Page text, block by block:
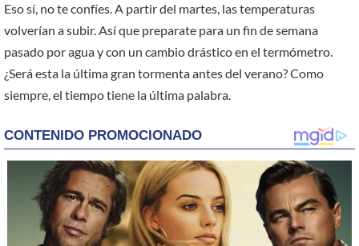
Eso sí, no te confíes. A partir del martes, las temperaturas
volverían a subir. Así que preparate para un fin de semana
pasado por agua y con un cambio drástico en el termómetro.
¿Será esta la última gran tormenta antes del verano? Como
siempre, el tiempo tiene la última palabra.